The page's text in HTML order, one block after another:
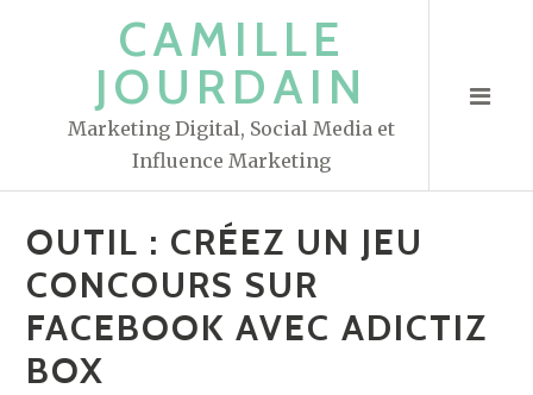
CAMILLE
JOURDAIN
Marketing Digital, Social Media et
Influence Marketing
OUTIL : CRÉEZ UN JEU
CONCOURS SUR
FACEBOOK AVEC ADICTIZ
BOX